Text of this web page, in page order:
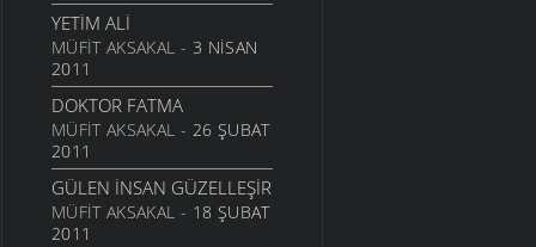
YETIM ALI
MÜFIT AKSAKAL - 3 NISAN
2011
DOKTOR FATMA
MÜFIT AKSAKAL - 26 ŞUBAT
2011
GÜLEN İNSAN GÜZELLEŞIR
MÜFIT AKSAKAL - 18 ŞUBAT
2011